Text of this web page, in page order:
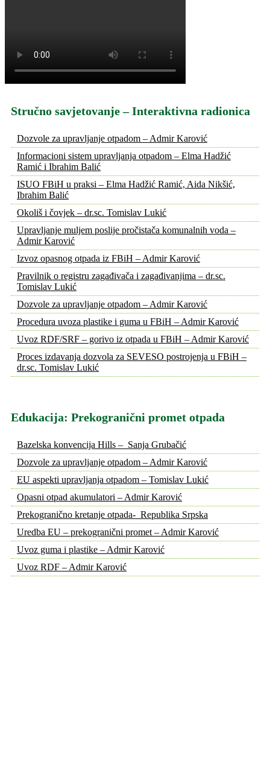
Stručno savjetovanje – Interaktivna radionica
Dozvole za upravljanje otpadom – Admir Karović
Informacioni sistem upravljanja otpadom – Elma Hadžić
Ramić i Ibrahim Balić
ISUO FBiH u praksi – Elma Hadžić Ramić, Aida Nikšić,
Ibrahim Balić
Okoliš i čovjek – dr.sc. Tomislav Lukić
Upravljanje muljem poslije pročistača komunalnih voda –
Admir Karović
Izvoz opasnog otpada iz FBiH – Admir Karović
Pravilnik o registru zagađivača i zagađivanjima – dr.sc.
Tomislav Lukić
Dozvole za upravljanje otpadom – Admir Karović
Procedura uvoza plastike i guma u FBiH – Admir Karović
Uvoz RDF/SRF – gorivo iz otpada u FBiH – Admir Karović
Proces izdavanja dozvola za SEVESO postrojenja u FBiH –
dr.sc. Tomislav Lukić
Edukacija: Prekogranični promet otpada
Bazelska konvencija Hills – Sanja Grubačić
Dozvole za upravljanje otpadom – Admir Karović
EU aspekti upravljanja otpadom – Tomislav Lukić
Opasni otpad akumulatori – Admir Karović
Prekogranično kretanje otpada- Republika Srpska
Uredba EU – prekogranični promet – Admir Karović
Uvoz guma i plastike – Admir Karović
Uvoz RDF – Admir Karović